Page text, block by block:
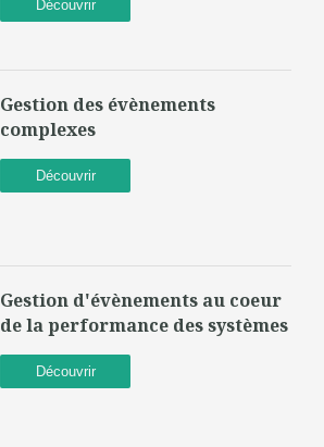
Découvrir
Gestion des évènements
complexes
Découvrir
Gestion d'évènements au coeur
de la performance des systèmes
Découvrir